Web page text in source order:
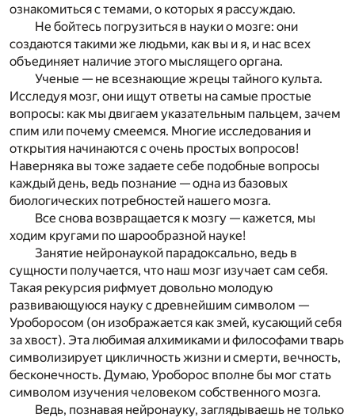
ознакомиться с темами, о которых я рассуждаю.
Не бойтесь погрузиться в науки о мозге: они
создаются такими же людьми, как вы и я, и нас всех
объединяет наличие этого мыслящего органа.
Ученые — не всезнающие жрецы тайного культа.
Исследуя мозг, они ищут ответы на самые простые
вопросы: как мы двигаем указательным пальцем, зачем
спим или почему смеемся. Многие исследования и
открытия начинаются с очень простых вопросов!
Наверняка вы тоже задаете себе подобные вопросы
каждый день, ведь познание — одна из базовых
биологических потребностей нашего мозга.
Все снова возвращается к мозгу — кажется, мы
ходим кругами по шарообразной науке!
Занятие нейронаукой парадоксально, ведь в
сущности получается, что наш мозг изучает сам себя.
Такая рекурсия рифмует довольно молодую
развивающуюся науку с древнейшим символом —
Уроборосом (он изображается как змей, кусающий себя
за хвост). Эта любимая алхимиками и философами тварь
символизирует цикличность жизни и смерти, вечность,
бесконечность. Думаю, Уроборос вполне бы мог стать
символом изучения человеком собственного мозга.
Ведь, познавая нейронауку, заглядываешь не только